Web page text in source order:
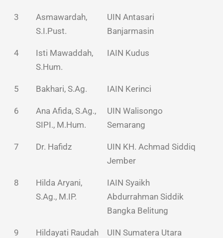
3
Asmawardah,
S.I.Pust.
UIN Antasari
Banjarmasin
4
Isti Mawaddah,
S.Hum.
IAIN Kudus
5 Bakhari, S.Ag. IAIN Kerinci
6
Ana Afida, S.Ag.,
SIPI., M.Hum.
UIN Walisongo
Semarang
7 Dr. Hafidz
UIN KH. Achmad Siddiq
Jember
8
Hilda Aryani,
S.Ag., M.IP.
IAIN Syaikh
Abdurrahman Siddik
Bangka Belitung
9
Hildayati Raudah
UIN Sumatera Utara